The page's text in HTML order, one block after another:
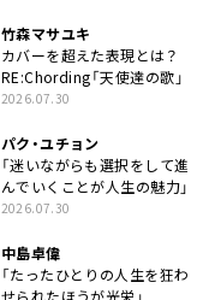
竹森マサユキ
カバーを超えた表現とは？
RE:Chording「天使達の歌」
2026.07.30
パク・ユチョン
「迷いながらも選択をして進
んでいくことが人生の魅力」
2026.07.30
中島卓偉
「たったひとりの人生を狂わ
せられたほうが光栄」